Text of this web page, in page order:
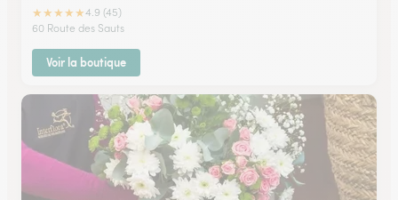
★★★★★4.9 (45)
60 Route des Sauts
Voir la boutique